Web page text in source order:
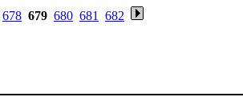
678 679 680 681 682